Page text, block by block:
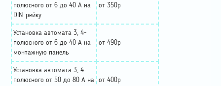
полюсного от 6 до 40 А на
DIN-рейку
от 350р
Установка автомата 3, 4-
полюсного от 6 до 40 А на
монтажную панель
от 490р
Установка автомата 3, 4-
полюсного от 50 до 80 А на
от 400р